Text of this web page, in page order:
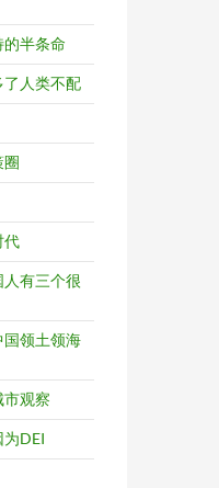
半条命
人类不配
圈
代
有三个很
领土领海
观察
DEI